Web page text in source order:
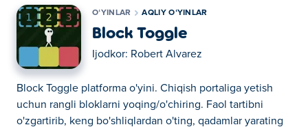
OʻYINLAR AQLIY OʻYINLAR
Block Toggle
Ijodkor: Robert Alvarez
Block Toggle platforma o'yini. Chiqish portaliga yetish
uchun rangli bloklarni yoqing/o'chiring. Faol tartibni
o'zgartirib, keng bo'shliqlardan o'ting, qadamlar yarating